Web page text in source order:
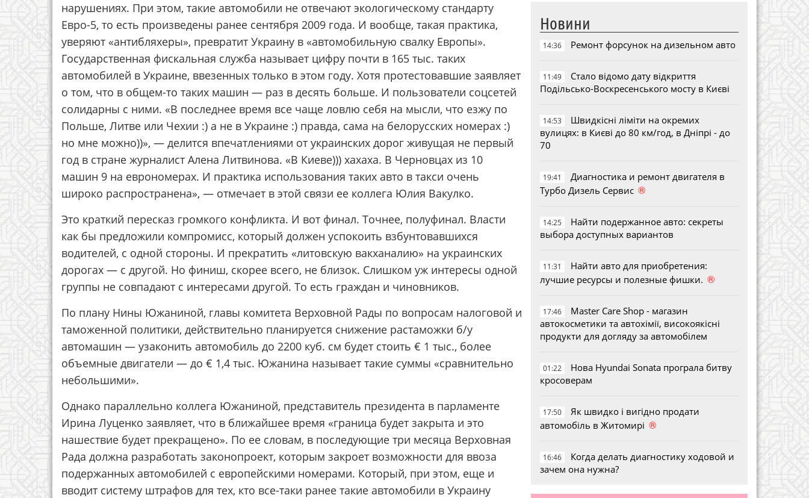
нарушениях. При этом, такие автомобили не отвечают экологическому стандарту
Евро-5, то есть произведены ранее сентября 2009 года. И вообще, такая практика,
уверяют «антибляхеры», превратит Украину в «автомобильную свалку Европы».
Государственная фискальная служба называет цифру почти в 165 тыс. таких
автомобилей в Украине, ввезенных только в этом году. Хотя протестовавшие заявляет
о том, что в общем-то таких машин — раз в десять больше. И пользователи соцсетей
солидарны с ними. «В последнее время все чаще ловлю себя на мысли, что езжу по
Польше, Литве или Чехии :) а не в Украине :) правда, сама на белорусских номерах :)
но мне можно))», — делится впечатлениями от украинских дорог живущая не первый
год в стране журналист Алена Литвинова. «В Киеве))) хахаха. В Черновцах из 10
машин 9 на еврономерах. И практика использования таких авто в такси очень
широко распространена», — отмечает в этой связи ее коллега Юлия Вакулко.
Это краткий пересказ громкого конфликта. И вот финал. Точнее, полуфинал. Власти
как бы предложили компромисс, который должен успокоить взбунтовавшихся
водителей, с одной стороны. И прекратить «литовскую вакханалию» на украинских
дорогах — с другой. Но финиш, скорее всего, не близок. Слишком уж интересы одной
группы не совпадают с интересами другой. То есть граждан и чиновников.
По плану Нины Южаниной, главы комитета Верховной Рады по вопросам налоговой и
таможенной политики, действительно планируется снижение растаможки б/у
автомашин — узаконить автомобиль до 2200 куб. см будет стоить € 1 тыс., более
объемные двигатели — до € 1,4 тыс. Южанина называет такие суммы «сравнительно
небольшими».
Однако параллельно коллега Южаниной, представитель президента в парламенте
Ирина Луценко заявляет, что в ближайшее время «граница будет закрыта и это
нашествие будет прекращено». По ее словам, в последующие три месяца Верховная
Рада должна разработать законопроект, которым закроет возможности для ввоза
подержанных автомобилей с европейскими номерами. Который, при этом, еще и
вводит систему штрафов для тех, кто все-таки ранее такие автомобили в Украину
Новини
14:36 Ремонт форсунок на дизельном авто
11:49
Стало відомо дату відкриття
Подільсько-Воскресенського мосту в Києві
14:53
Швидкісні ліміти на окремих
вулицях: в Києві до 80 км/год, в Дніпрі - до
70
19:41
Диагностика и ремонт двигателя в
Турбо Дизель Сервис ®
14:25
Найти подержанное авто: секреты
выбора доступных вариантов
11:31
Найти авто для приобретения:
лучшие ресурсы и полезные фишки. ®
17:46
Master Care Shop - магазин
автокосметики та автохімії, високоякісні
продукти для догляду за автомобілем
01:22
Нова Hyundai Sonata програла битву
кросоверам
17:50
Як швидко і вигідно продати
автомобіль в Житомирі ®
16:46
Когда делать диагностику ходовой и
зачем она нужна?